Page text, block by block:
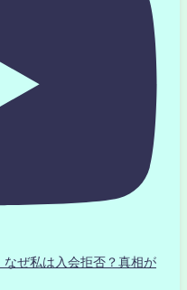
ぜ私は入会拒否？真相が